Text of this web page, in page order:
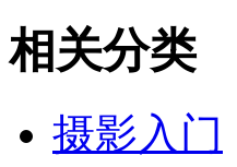
相关分类
摄影入门